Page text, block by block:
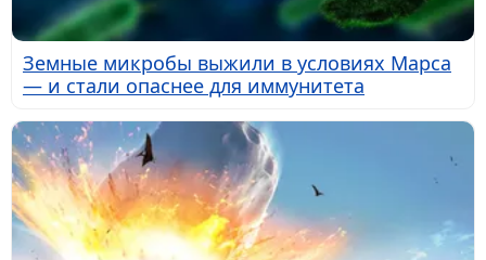
Земные микробы выжили в условиях Марса
— и стали опаснее для иммунитета